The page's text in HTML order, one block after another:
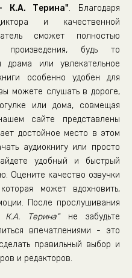
К.А. Терина". Благодаря
и качественной
сможет полностью
произведения, будь то
драма или увлекательное
особенно удобен для
можете слушать в дороге,
или дома, совмещая
сайте представлены
достойное место в этом
аудиокнигу или просто
удобный и быстрый
Оцените качество озвучки
может вдохновить,
После прослушивания
Терина"не забудьте
впечатлениями - это
правильный выбор и
и редакторов.